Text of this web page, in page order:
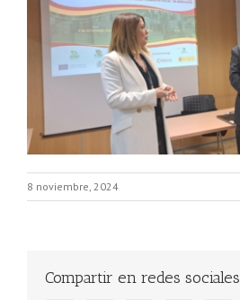
8 noviembre, 2024
Compartir en redes sociales